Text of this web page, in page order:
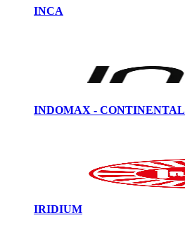
INCA
INDOMAX - CONTINENTAL
IRIDIUM